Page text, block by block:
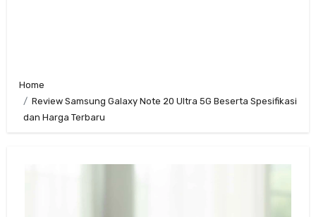
Home
Review Samsung Galaxy Note 20 Ultra 5G Beserta Spesifikasi
dan Harga Terbaru